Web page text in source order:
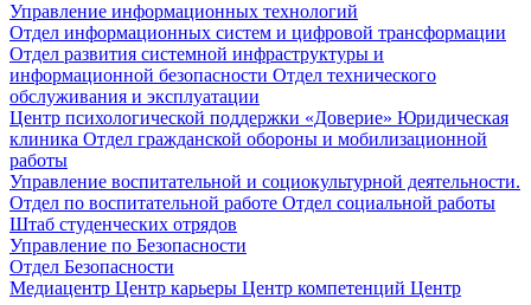
Управление информационных технологий
Отдел информационных систем и цифровой трансформации
Отдел развития системной инфраструктуры и
информационной безопасности Отдел технического
обслуживания и эксплуатации
Центр психологической поддержки «Доверие» Юридическая
клиника Отдел гражданской обороны и мобилизационной
работы
Управление воспитательной и социокультурной деятельности.
Отдел по воспитательной работе Отдел социальной работы
Штаб студенческих отрядов
Управление по Безопасности
Отдел Безопасности
Медиацентр Центр карьеры Центр компетенций Центр